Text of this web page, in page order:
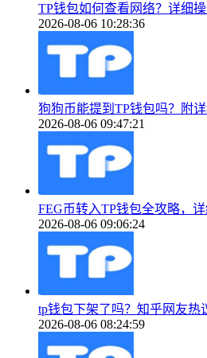
TP钱包如何查看网络？详细
2026-08-06 10:28:36
狗狗币能提到TP钱包吗？附
2026-08-06 09:47:21
FEG币转入TP钱包全攻略，
2026-08-06 09:06:24
tp钱包下架了吗？知乎网友热
2026-08-06 08:24:59